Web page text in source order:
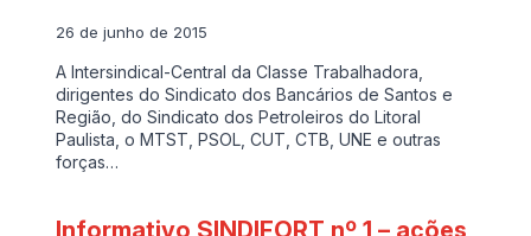
26 de junho de 2015
A Intersindical-Central da Classe Trabalhadora,
dirigentes do Sindicato dos Bancários de Santos e
Região, do Sindicato dos Petroleiros do Litoral
Paulista, o MTST, PSOL, CUT, CTB, UNE e outras
forças…
Informativo SINDIFORT nº 1 – ações